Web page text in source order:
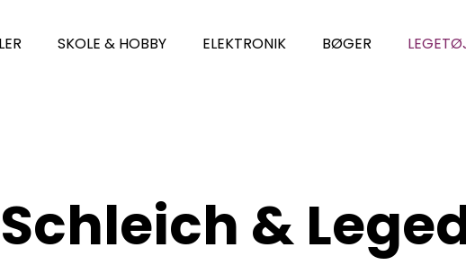
SKOLE & HOBBY ELEKTRONIK BØGER
Schleich &